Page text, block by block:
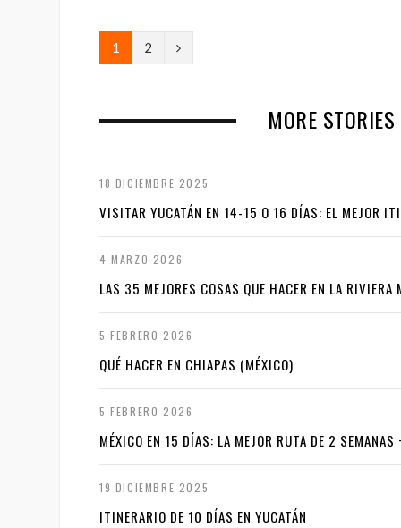
1 2
N
MORE
18 DICIEMBRE 2025
VISITAR YUCATÁN EN 14-15 O 16 DÍAS: EL MEJOR
4 MARZO 2026
LAS 35 MEJORES COSAS QUE HACER EN LA RIVIERA
5 FEBRERO 2026
QUÉ HACER EN CHIAPAS (MÉXICO)
5 FEBRERO 2026
MÉXICO EN 15 DÍAS: LA MEJOR RUTA DE 2
19 DICIEMBRE 2025
ITINERARIO DE 10 DÍAS EN YUCATÁN